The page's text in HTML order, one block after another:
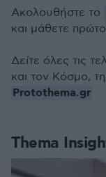
Thema
Ακολουθήστε το
και μάθετε
Δείτε όλες τις
και τον Κόσμο,
Protothema.gr